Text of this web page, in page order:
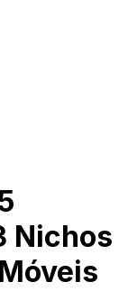
Nichos